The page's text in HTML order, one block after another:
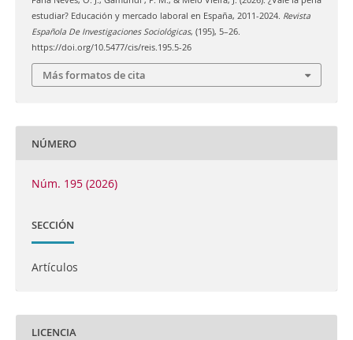
estudiar? Educación y mercado laboral en España, 2011-2024. Revista
Española De Investigaciones Sociológicas, (195), 5–26.
https://doi.org/10.5477/cis/reis.195.5-26
Más formatos de cita
NÚMERO
Núm. 195 (2026)
SECCIÓN
Artículos
LICENCIA